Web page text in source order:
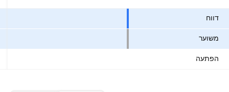
דווח
משוער
הפתעה